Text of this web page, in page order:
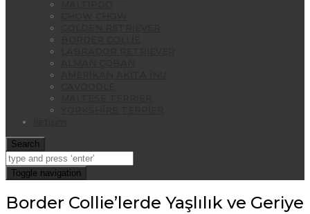
Search
Toggle navigation
Border Collie’lerde Yaşlılık ve Geriye